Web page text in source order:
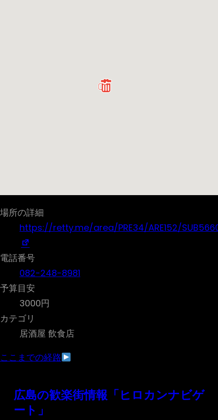
場所の詳細
https://retty.me/area/PRE34/ARE152/
電話番号
082-248-8981
予算目安
3000円
カテゴリ
居酒屋 飲食店
ここまでの経路
広島の歓楽街情報「ヒロカンナビゲ
ート」